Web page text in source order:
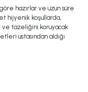
hazırlar ve uzun süre
hijyenik koşullarda,
ve tazeliğini koruyacak
ustasından aldığı